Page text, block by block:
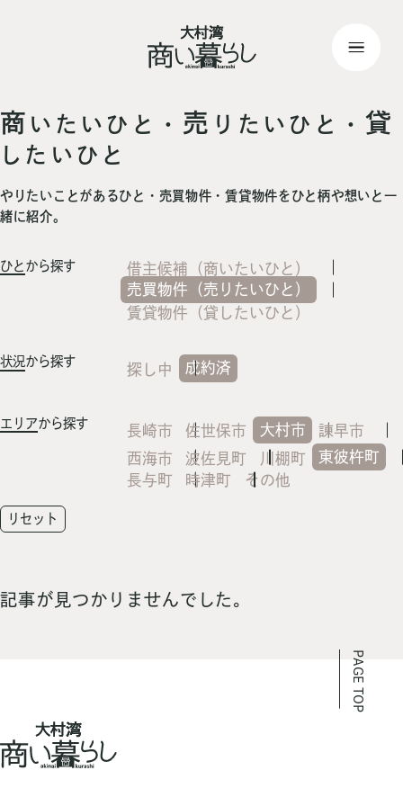
商 いたいひと・ 売 りたいひと・貸
したいひと
やりたいことがあるひと・売買物件・賃貸物件をひと柄や想いと一
緒に紹介。
ひと から探す
借主候補（商いたいひと）
売買物件（売りたいひと）
賃貸物件（貸したいひと）
状況から探す
探し中 成約済
エリアから探す
長崎市 佐世保市 大村市
諫早市
西海市
波佐見町 川棚町
東彼杵町
長与町
時津町 その他
リセット
記事が見つかりませんでした。
PAGE TOP